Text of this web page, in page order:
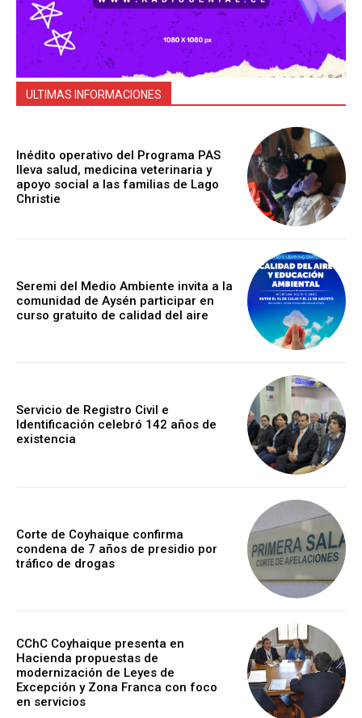
ULTIMAS INFORMACIONES
Inédito operativo del Programa PAS
lleva salud, medicina veterinaria y
apoyo social a las familias de Lago
Christie
Seremi del Medio Ambiente invita a la
comunidad de Aysén participar en
curso gratuito de calidad del aire
Servicio de Registro Civil e
Identificación celebró 142 años de
existencia
Corte de Coyhaique confirma
condena de 7 años de presidio por
tráfico de drogas
CChC Coyhaique presenta en
Hacienda propuestas de
modernización de Leyes de
Excepción y Zona Franca con foco
en servicios